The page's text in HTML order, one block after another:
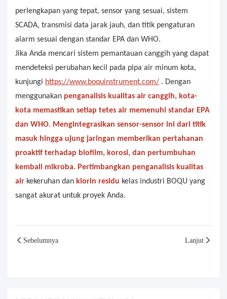
perlengkapan yang tepat, sensor yang sesuai, sistem
SCADA, transmisi data jarak jauh, dan titik pengaturan
alarm sesuai dengan standar EPA dan WHO.
Jika Anda mencari sistem pemantauan canggih yang dapat
mendeteksi perubahan kecil pada pipa air minum kota,
kunjungi https://www.boquinstrument.com/ . Dengan
menggunakan penganalisis kualitas air canggih, kota-
kota memastikan setiap tetes air memenuhi standar EPA
dan WHO. Mengintegrasikan sensor-sensor ini dari titik
masuk hingga ujung jaringan memberikan pertahanan
proaktif terhadap biofilm, korosi, dan pertumbuhan
kembali mikroba. Pertimbangkan penganalisis kualitas
air kekeruhan dan klorin residu kelas industri BOQU yang
sangat akurat untuk proyek Anda.
Sebelumnya Lanjut